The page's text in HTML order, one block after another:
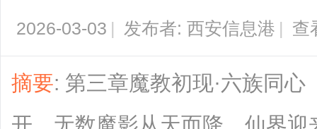
2026-03-03 | 发布者: 西安信息港 | 查
摘要: 第三章魔教初现·六族同